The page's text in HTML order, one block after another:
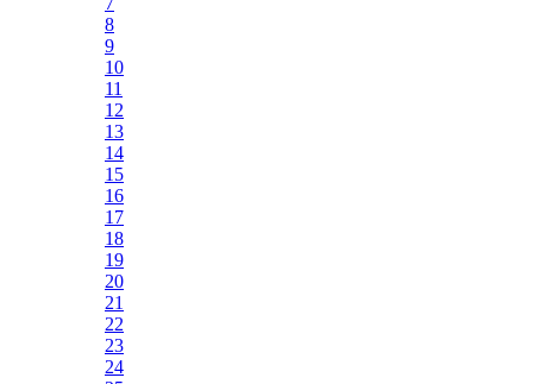
8
9
10
11
12
13
14
15
16
17
18
19
20
21
22
23
24